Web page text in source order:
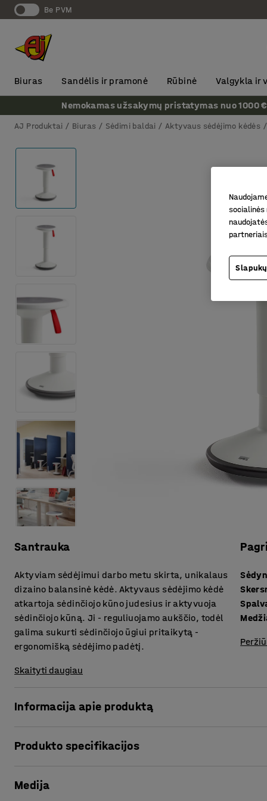
Be PVM
Biuras Sandėlis ir pramonė Rūbinė Valgykla ir
Nemokamas užsakymų pristatymas nuo 1000
AJ Produktai Biuras Sėdimi baldai Aktyvaus sėdėjimo kėdės
Santrauka
Aktyviam sėdėjimui darbo metu skirta, unikalaus
dizaino balansinė kėdė. Aktyvaus sėdėjimo kėdė
atkartoja sėdinčiojo kūno judesius ir aktyvuoja
sėdinčiojo kūną. Ji - reguliuojamo aukščio, todėl
galima sukurti sėdinčiojo ūgiui pritaikytą -
ergonomišką sėdėjimo padėtį.
Skaityti daugiau
Informacija apie produktą
poziciją.
Produkto specifikacijos
Skersmuo
Medija
socialinės